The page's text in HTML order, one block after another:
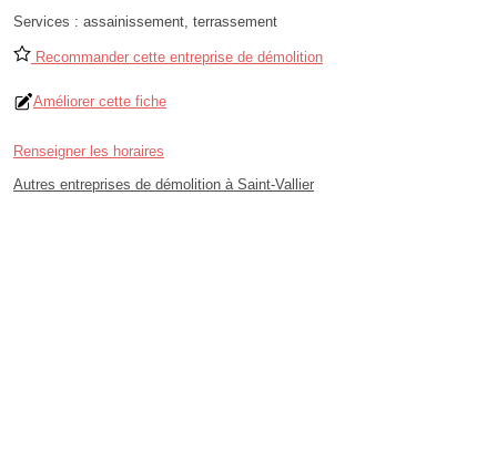
Services : assainissement, terrassement
Recommander cette entreprise de démolition
Améliorer cette fiche
Renseigner les horaires
Autres entreprises de démolition à Saint-Vallier